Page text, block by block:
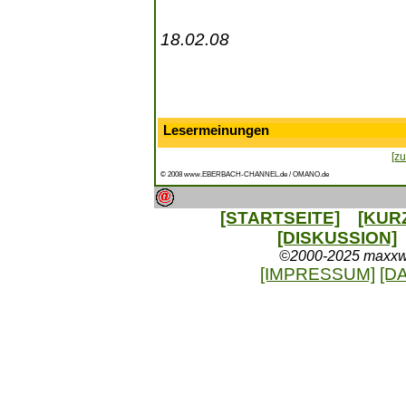
18.02.08
Lesermeinungen
© 2008 www.EBERBACH-CHANNEL.de / OMANO.de
[STARTSEITE]
[DISKUSSION]
©2000-2025
[IMPRESSUM]